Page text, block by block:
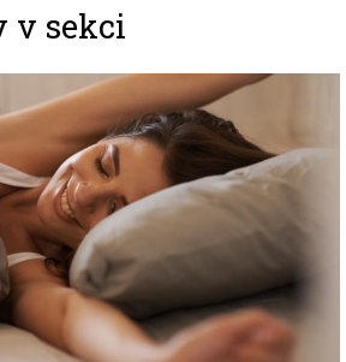
v sekci